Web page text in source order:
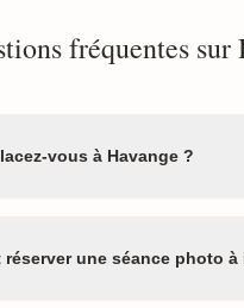
fréquentes sur
vous à Havange ?
réserver une séance photo à